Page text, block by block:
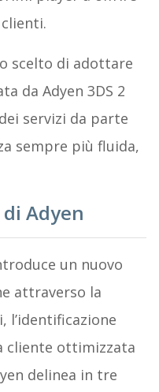
scelto di adottare
da Adyen 3DS 2
servizi da parte
sempre più fluida,
Adyen
un nuovo
attraverso la
l’identificazione
cliente ottimizzata
delinea in tre